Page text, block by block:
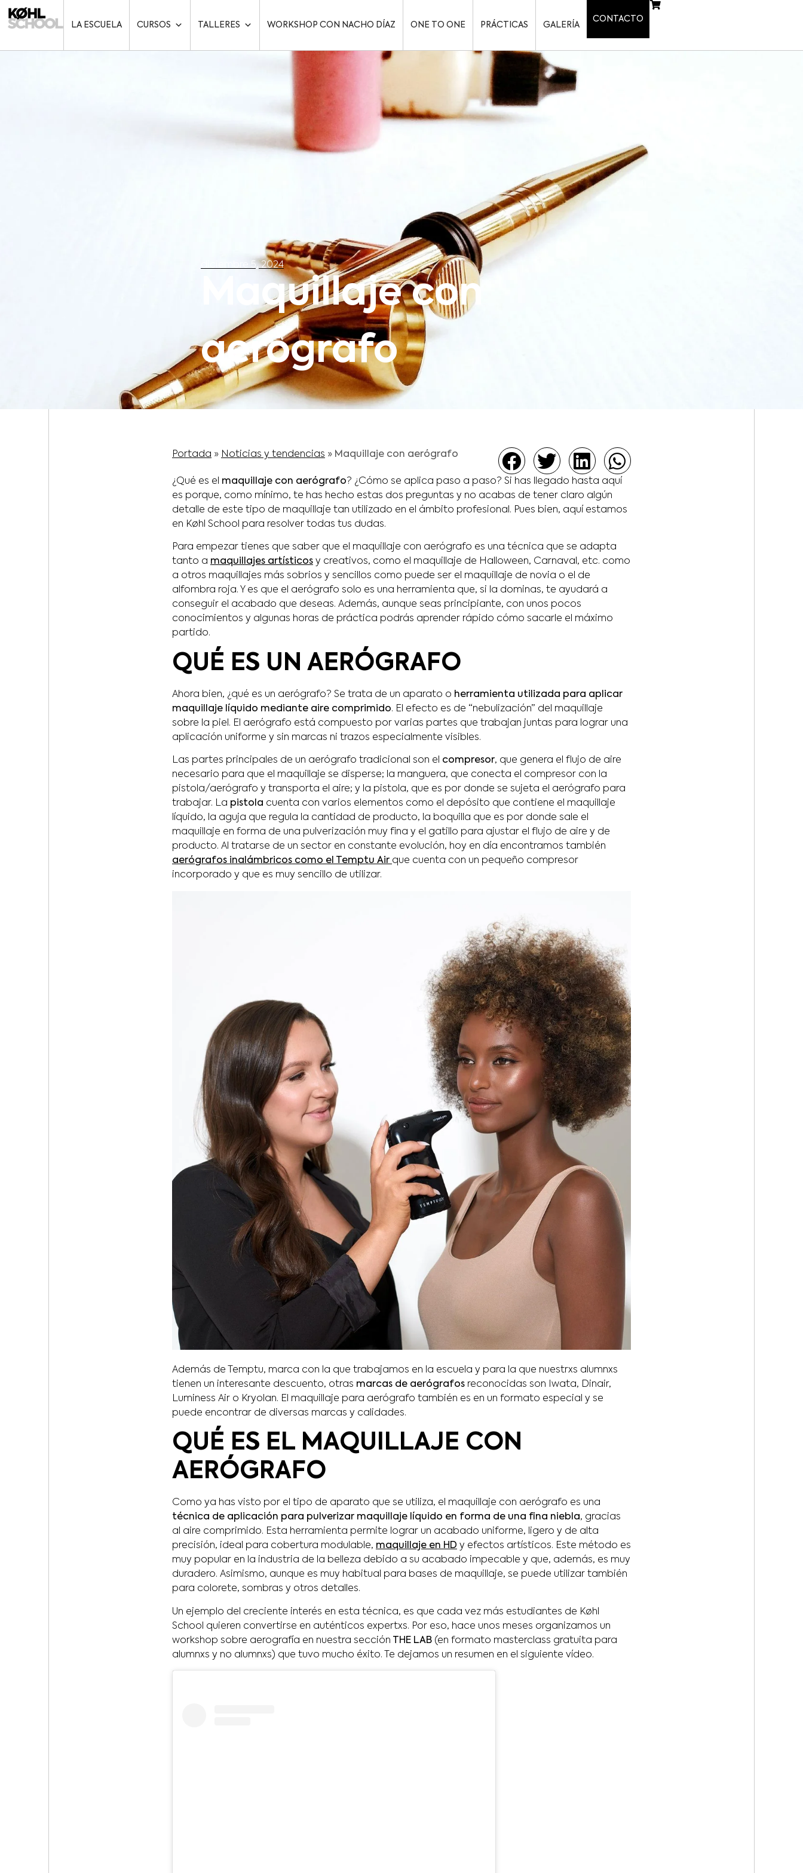
LA ESCUELA CURSOS TALLERES WORKSHOP CON NACHO DÍAZ ONE TO ONE PRÁCTICAS GALERÍA
CONTACTO
diciembre 5, 2024
Maquillaje con
aerógrafo
Portada » Noticias y tendencias » Maquillaje con aerógrafo
¿Qué es el maquillaje con aerógrafo ? ¿Cómo se aplica paso a paso? Si has llegado hasta aquí
es porque, como mínimo, te has hecho estas dos preguntas y no acabas de tener claro algún
detalle de este tipo de maquillaje tan utilizado en el ámbito profesional. Pues bien, aquí estamos
en Køhl School para resolver todas tus dudas.
Para empezar tienes que saber que el maquillaje con aerógrafo es una técnica que se adapta
tanto a maquillajes artísticos y creativos, como el maquillaje de Halloween, Carnaval, etc. como
a otros maquillajes más sobrios y sencillos como puede ser el maquillaje de novia o el de
alfombra roja. Y es que el aerógrafo solo es una herramienta que, si la dominas, te ayudará a
conseguir el acabado que deseas. Además, aunque seas principiante, con unos pocos
conocimientos y algunas horas de práctica podrás aprender rápido cómo sacarle el máximo
partido.
QUÉ ES UN AERÓGRAFO
Ahora bien, ¿qué es un aerógrafo? Se trata de un aparato o herramienta utilizada para aplicar
maquillaje líquido mediante aire comprimido. El efecto es de “nebulización” del maquillaje
sobre la piel. El aerógrafo está compuesto por varias partes que trabajan juntas para lograr una
aplicación uniforme y sin marcas ni trazos especialmente visibles.
Las partes principales de un aerógrafo tradicional son el compresor, que genera el flujo de aire
necesario para que el maquillaje se disperse; la manguera, que conecta el compresor con la
pistola/aerógrafo y transporta el aire; y la pistola, que es por donde se sujeta el aerógrafo para
trabajar. La pistola cuenta con varios elementos como el depósito que contiene el maquillaje
líquido, la aguja que regula la cantidad de producto, la boquilla que es por donde sale el
maquillaje en forma de una pulverización muy fina y el gatillo para ajustar el flujo de aire y de
producto. Al tratarse de un sector en constante evolución, hoy en día encontramos también
aerógrafos inalámbricos como el Temptu Air que cuenta con un pequeño compresor
incorporado y que es muy sencillo de utilizar.
Además de Temptu, marca con la que trabajamos en la escuela y para la que nuestrxs alumnxs
tienen un interesante descuento, otras marcas de aerógrafos reconocidas son Iwata, Dinair,
Luminess Air o Kryolan. El maquillaje para aerógrafo también es en un formato especial y se
puede encontrar de diversas marcas y calidades.
QUÉ ES EL MAQUILLAJE CON
AERÓGRAFO
Como ya has visto por el tipo de aparato que se utiliza, el maquillaje con aerógrafo es una
técnica de aplicación para pulverizar maquillaje líquido en forma de una fina niebla, gracias
al aire comprimido. Esta herramienta permite lograr un acabado uniforme, ligero y de alta
precisión, ideal para cobertura modulable, maquillaje en HD y efectos artísticos. Este método es
muy popular en la industria de la belleza debido a su acabado impecable y que, además, es muy
duradero. Asimismo, aunque es muy habitual para bases de maquillaje, se puede utilizar también
para colorete, sombras y otros detalles.
Un ejemplo del creciente interés en esta técnica, es que cada vez más estudiantes de Køhl
School quieren convertirse en auténticos expertxs. Por eso, hace unos meses organizamos un
workshop sobre aerografía en nuestra sección THE LAB (en formato masterclass gratuita para
alumnxs y no alumnxs) que tuvo mucho éxito. Te dejamos un resumen en el siguiente vídeo.